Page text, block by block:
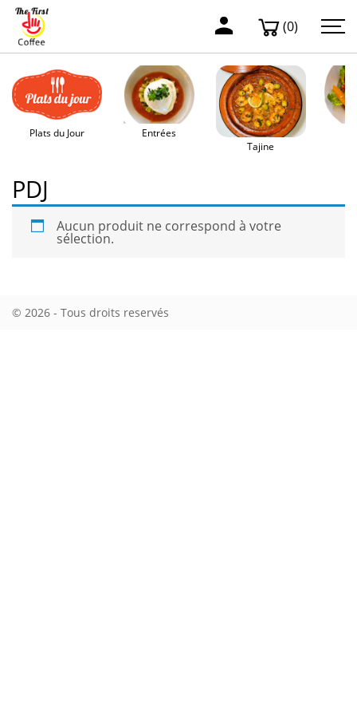
(0)
Plats du Jour
Entrées
Tajine
PDJ
Aucun produit ne correspond à votre
sélection.
© 2026 - Tous droits reservés